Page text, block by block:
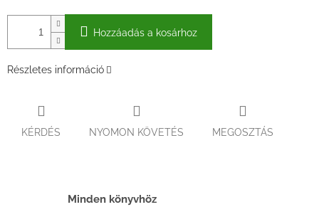
Hozzáadás a kosárhoz
Részletes információ
KÉRDÉS NYOMON KÖVETÉS MEGOSZTÁS
Minden könyvhöz